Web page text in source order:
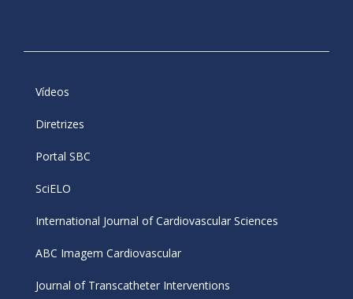
Vídeos
Diretrizes
Portal SBC
SciELO
International Journal of Cardiovascular Sciences
ABC Imagem Cardiovascular
Journal of Transcatheter Interventions